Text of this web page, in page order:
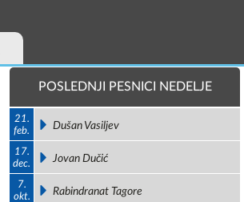
POSLEDNJI PESNICI NEDELJE
21.
feb.
Dušan Vasiljev
17.
dec.
Jovan Dučić
7.
okt.
Rabindranat Tagore